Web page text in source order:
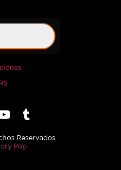
Reservados
Pop